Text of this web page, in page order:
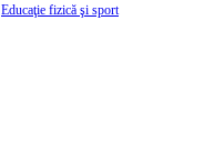
Educaţie fizică şi sport